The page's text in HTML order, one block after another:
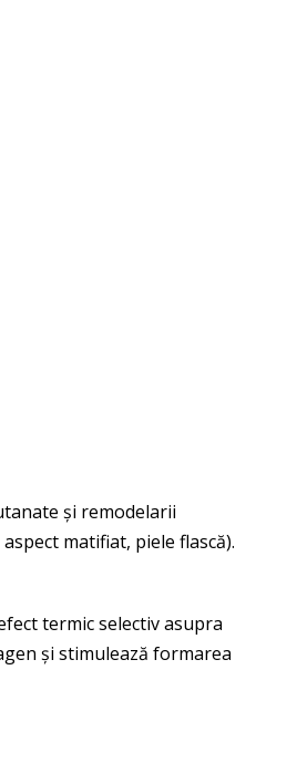
și remodelarii
matifiat, piele flască).
termic selectiv asupra
și stimulează formarea